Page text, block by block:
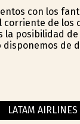
con los
de los
posibilidad
LATAM AIRLINES